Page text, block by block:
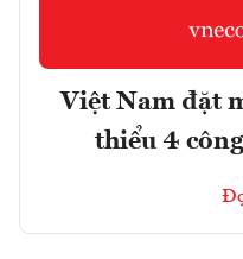
Việt Nam đặt
thiểu 4